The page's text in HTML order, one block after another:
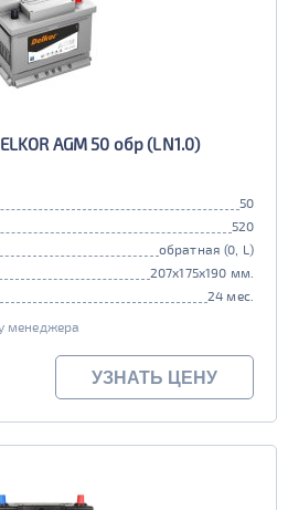
AGM 50 обр (LN1.0)
50
520
обратная (0, L)
207x175x190 мм.
24 мес.
менеджера
УЗНАТЬ ЦЕНУ